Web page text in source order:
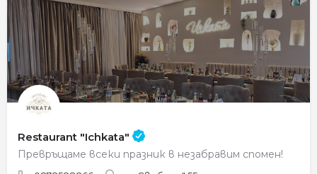
Restaurant "Ichkata"
Превръщаме всеки празник в незабравим спомен!